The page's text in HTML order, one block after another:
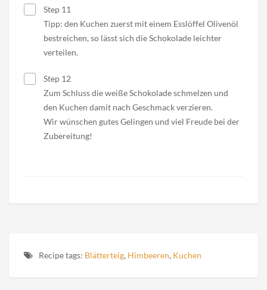
Step 11
Tipp: den Kuchen zuerst mit einem Esslöffel Olivenöl
bestreichen, so lässt sich die Schokolade leichter
verteilen.
Step 12
Zum Schluss die weiße Schokolade schmelzen und
den Kuchen damit nach Geschmack verzieren.
Wir wünschen gutes Gelingen und viel Freude bei der
Zubereitung!
Recipe tags: Blätterteig, Himbeeren, Kuchen